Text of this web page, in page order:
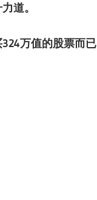
道。
324万值的股票而已